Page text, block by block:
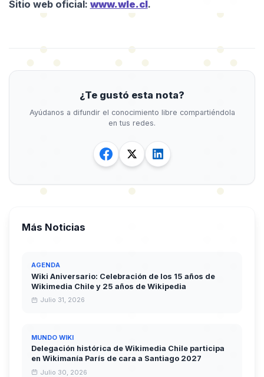
Sitio web oficial: www.wle.cl.
¿Te gustó esta nota?
Ayúdanos a difundir el conocimiento libre compartiéndola
en tus redes.
Más Noticias
AGENDA
Wiki Aniversario: Celebración de los 15 años de
Wikimedia Chile y 25 años de Wikipedia
Julio 31, 2026
MUNDO WIKI
Delegación histórica de Wikimedia Chile participa
en Wikimanía París de cara a Santiago 2027
Julio 30, 2026